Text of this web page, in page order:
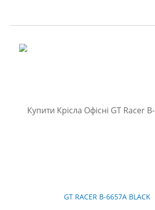
GT RACER B-6657A BLACK